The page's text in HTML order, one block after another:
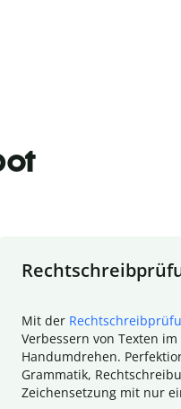
Mit der
Verbessern von Texten im
Handumdrehen.
Grammatik,
Zeichensetzung mit nur